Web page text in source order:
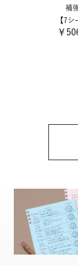
補
【7シ
￥